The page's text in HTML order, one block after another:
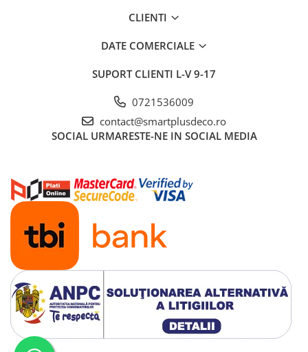
CLIENTI
DATE COMERCIALE
SUPORT CLIENTI L-V 9-17
0721536009
contact@smartplusdeco.ro
SOCIAL URMARESTE-NE IN SOCIAL MEDIA